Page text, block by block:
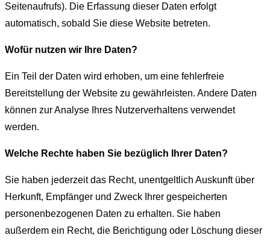
Seitenaufrufs). Die Erfassung dieser Daten erfolgt
automatisch, sobald Sie diese Website betreten.
Wofür nutzen wir Ihre Daten?
Ein Teil der Daten wird erhoben, um eine fehlerfreie
Bereitstellung der Website zu gewährleisten. Andere Daten
können zur Analyse Ihres Nutzerverhaltens verwendet
werden.
Welche Rechte haben Sie bezüglich Ihrer Daten?
Sie haben jederzeit das Recht, unentgeltlich Auskunft über
Herkunft, Empfänger und Zweck Ihrer gespeicherten
personenbezogenen Daten zu erhalten. Sie haben
außerdem ein Recht, die Berichtigung oder Löschung dieser